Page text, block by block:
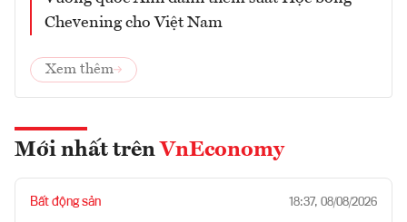
Chevening cho Việt Nam
Xem thêm
Mới nhất trên VnEconomy
Bất động sản 18:37, 08/08/2026